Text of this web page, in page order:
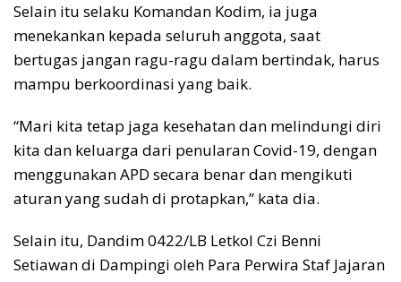
Selain itu selaku Komandan Kodim, ia juga
menekankan kepada seluruh anggota, saat
bertugas jangan ragu-ragu dalam bertindak, harus
mampu berkoordinasi yang baik.
“Mari kita tetap jaga kesehatan dan melindungi diri
kita dan keluarga dari penularan Covid-19, dengan
menggunakan APD secara benar dan mengikuti
aturan yang sudah di protapkan,” kata dia.
Selain itu, Dandim 0422/LB Letkol Czi Benni
Setiawan di Dampingi oleh Para Perwira Staf Jajaran